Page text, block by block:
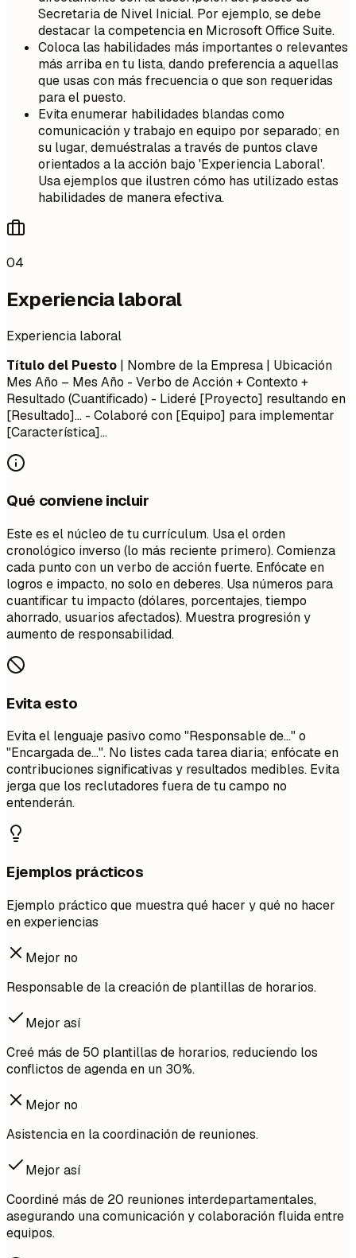
Secretaria de Nivel Inicial. Por ejemplo, se debe
destacar la competencia en Microsoft Office Suite.
Coloca las habilidades más importantes o relevantes
más arriba en tu lista, dando preferencia a aquellas
que usas con más frecuencia o que son requeridas
para el puesto.
Evita enumerar habilidades blandas como
comunicación y trabajo en equipo por separado; en
su lugar, demuéstralas a través de puntos clave
orientados a la acción bajo 'Experiencia Laboral'.
Usa ejemplos que ilustren cómo has utilizado estas
habilidades de manera efectiva.
04
Experiencia laboral
Experiencia laboral
Título del Puesto | Nombre de la Empresa | Ubicación
Mes Año – Mes Año - Verbo de Acción + Contexto +
Resultado (Cuantificado) - Lideré [Proyecto] resultando en
[Resultado]... - Colaboré con [Equipo] para implementar
[Característica]...
Qué conviene incluir
Este es el núcleo de tu currículum. Usa el orden
cronológico inverso (lo más reciente primero). Comienza
cada punto con un verbo de acción fuerte. Enfócate en
logros e impacto, no solo en deberes. Usa números para
cuantificar tu impacto (dólares, porcentajes, tiempo
ahorrado, usuarios afectados). Muestra progresión y
aumento de responsabilidad.
Evita esto
Evita el lenguaje pasivo como "Responsable de..." o
"Encargada de...". No listes cada tarea diaria; enfócate en
contribuciones significativas y resultados medibles. Evita
jerga que los reclutadores fuera de tu campo no
entenderán.
Ejemplos prácticos
Ejemplo práctico que muestra qué hacer y qué no hacer
en experiencias
Mejor no
Responsable de la creación de plantillas de horarios.
Mejor así
Creé más de 50 plantillas de horarios, reduciendo los
conflictos de agenda en un 30%.
Mejor no
Asistencia en la coordinación de reuniones.
Mejor así
Coordiné más de 20 reuniones interdepartamentales,
asegurando una comunicación y colaboración fluida entre
equipos.